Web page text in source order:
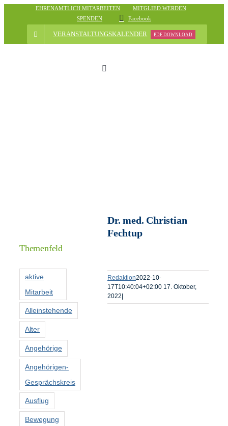
EHRENAMTLICH MITARBEITEN
MITGLIED WERDEN
SPENDEN
Facebook
VERANSTALTUNGSKALENDER PDF DOWNLOAD
Toggle
Informationen
Kontakt
Dr. med. Christian
Fechtup
Redaktion2022-10-
17T10:40:04+02:00 17. Oktober,
2022
Themenfeld
aktive
Mitarbeit
Alleinstehende
Alter
Angehörige
Angehörigen-
Gesprächskreis
Ausflug
Bewegung